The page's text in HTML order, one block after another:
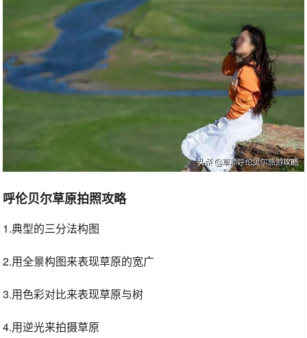
呼伦贝尔草原拍照攻略
1.典型的三分法构图
2.用全景构图来表现草原的宽广
3.用色彩对比来表现草原与树
4.用逆光来拍摄草原